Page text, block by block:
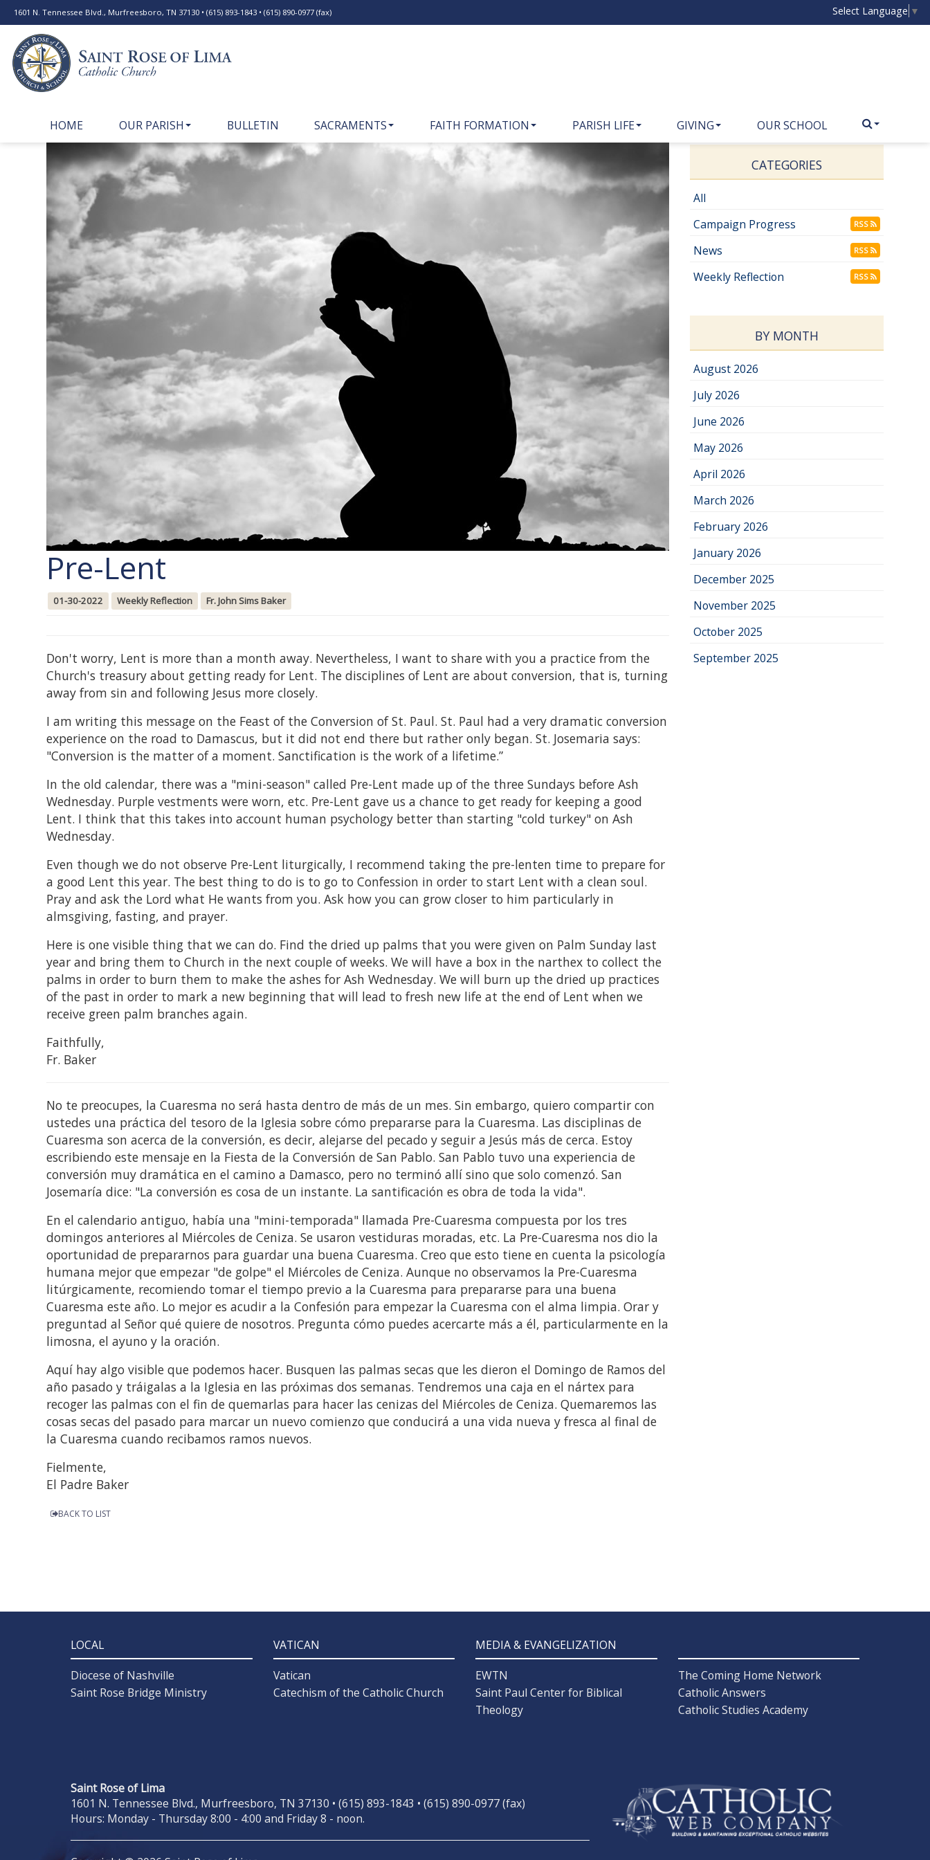
1601 N. Tennessee Blvd., Murfreesboro, TN 37130 • (615) 893-1843 • (615) 890-0977 (fax) Select Language ▼
HOME OUR PARISH BULLETIN SACRAMENTS FAITH FORMATION PARISH LIFE GIVING OUR SCHOOL
Pre-Lent
01-30-2022 Weekly Reflection Fr. John Sims Baker
Don't worry, Lent is more than a month away. Nevertheless, I want to share with you a practice from the
Church's treasury about getting ready for Lent. The disciplines of Lent are about conversion, that is, turning
away from sin and following Jesus more closely.
I am writing this message on the Feast of the Conversion of St. Paul. St. Paul had a very dramatic conversion
experience on the road to Damascus, but it did not end there but rather only began. St. Josemaria says:
"Conversion is the matter of a moment. Sanctification is the work of a lifetime.”
In the old calendar, there was a "mini-season" called Pre-Lent made up of the three Sundays before Ash
Wednesday. Purple vestments were worn, etc. Pre-Lent gave us a chance to get ready for keeping a good
Lent. I think that this takes into account human psychology better than starting "cold turkey" on Ash
Wednesday.
Even though we do not observe Pre-Lent liturgically, I recommend taking the pre-lenten time to prepare for
a good Lent this year. The best thing to do is to go to Confession in order to start Lent with a clean soul.
Pray and ask the Lord what He wants from you. Ask how you can grow closer to him particularly in
almsgiving, fasting, and prayer.
Here is one visible thing that we can do. Find the dried up palms that you were given on Palm Sunday last
year and bring them to Church in the next couple of weeks. We will have a box in the narthex to collect the
palms in order to burn them to make the ashes for Ash Wednesday. We will burn up the dried up practices
of the past in order to mark a new beginning that will lead to fresh new life at the end of Lent when we
receive green palm branches again.
Faithfully,
Fr. Baker
No te preocupes, la Cuaresma no será hasta dentro de más de un mes. Sin embargo, quiero compartir con
ustedes una práctica del tesoro de la Iglesia sobre cómo prepararse para la Cuaresma. Las disciplinas de
Cuaresma son acerca de la conversión, es decir, alejarse del pecado y seguir a Jesús más de cerca. Estoy
escribiendo este mensaje en la Fiesta de la Conversión de San Pablo. San Pablo tuvo una experiencia de
conversión muy dramática en el camino a Damasco, pero no terminó allí sino que solo comenzó. San
Josemaría dice: "La conversión es cosa de un instante. La santificación es obra de toda la vida".
En el calendario antiguo, había una "mini-temporada" llamada Pre-Cuaresma compuesta por los tres
domingos anteriores al Miércoles de Ceniza. Se usaron vestiduras moradas, etc. La Pre-Cuaresma nos dio la
oportunidad de prepararnos para guardar una buena Cuaresma. Creo que esto tiene en cuenta la psicología
humana mejor que empezar "de golpe" el Miércoles de Ceniza. Aunque no observamos la Pre-Cuaresma
litúrgicamente, recomiendo tomar el tiempo previo a la Cuaresma para prepararse para una buena
Cuaresma este año. Lo mejor es acudir a la Confesión para empezar la Cuaresma con el alma limpia. Orar y
preguntad al Señor qué quiere de nosotros. Pregunta cómo puedes acercarte más a él, particularmente en la
limosna, el ayuno y la oración.
Aquí hay algo visible que podemos hacer. Busquen las palmas secas que les dieron el Domingo de Ramos del
año pasado y tráigalas a la Iglesia en las próximas dos semanas. Tendremos una caja en el nártex para
recoger las palmas con el fin de quemarlas para hacer las cenizas del Miércoles de Ceniza. Quemaremos las
cosas secas del pasado para marcar un nuevo comienzo que conducirá a una vida nueva y fresca al final de
la Cuaresma cuando recibamos ramos nuevos.
Fielmente,
El Padre Baker
BACK TO LIST
CATEGORIES
All
Campaign Progress
RSS
News RSS
Weekly Reflection RSS
BY MONTH
August 2026
July 2026
June 2026
May 2026
April 2026
March 2026
February 2026
January 2026
December 2025
November 2025
October 2025
September 2025
LOCAL
Diocese of Nashville
Saint Rose Bridge Ministry
VATICAN
Vatican
Catechism of the Catholic Church
MEDIA & EVANGELIZATION
EWTN
Saint Paul Center for Biblical
Theology
The Coming Home Network
Catholic Answers
Catholic Studies Academy
Saint Rose of Lima
1601 N. Tennessee Blvd., Murfreesboro, TN 37130 • (615) 893-1843 • (615) 890-0977 (fax)
Hours: Monday - Thursday 8:00 - 4:00 and Friday 8 - noon.